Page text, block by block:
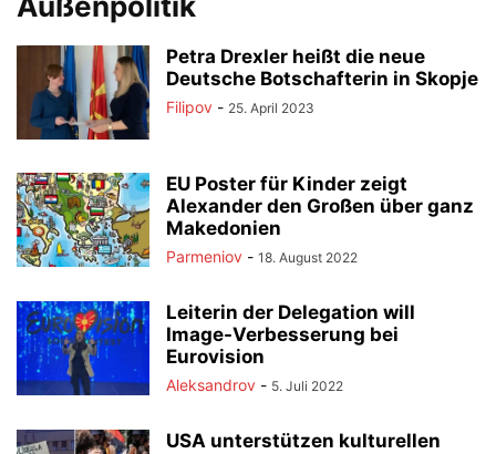
Petra Drexler heißt die neue
Deutsche Botschafterin in Skopje
Filipov - 25. April 2023
EU Poster für Kinder zeigt
Alexander den Großen über ganz
Makedonien
Parmeniov - 18. August 2022
Leiterin der Delegation will
Image-Verbesserung bei
Eurovision
Aleksandrov - 5. Juli 2022
USA unterstützen kulturellen